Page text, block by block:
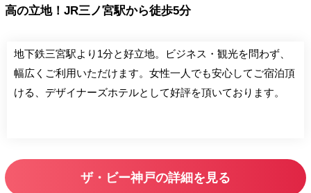
高の立地！JR三ノ宮駅から徒歩5分
地下鉄三宮駅より1分と好立地。ビジネス・観光を問わず、
幅広くご利用いただけます。女性一人でも安心してご宿泊頂
ける、デザイナーズホテルとして好評を頂いております。
ザ・ビー神戸の詳細を見る